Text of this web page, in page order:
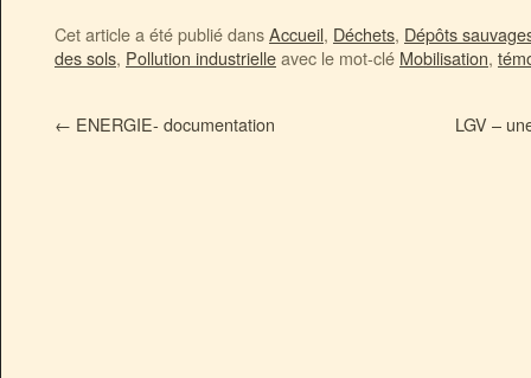
Cet article a été publié dansAccueil, Déchets, Dépôts
des sols, Pollution industrielleavec le mot-clé Mobilisation,
← ENERGIE- documentation LGV –